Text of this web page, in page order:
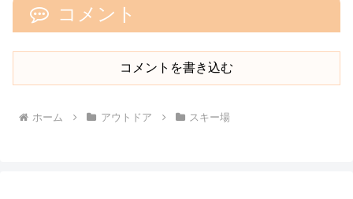
コメント
コメントを書き込む
ホーム アウトドア スキー場